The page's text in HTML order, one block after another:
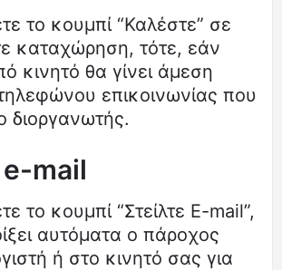
το κουμπί “Καλέστε” σε
καταχώρηση, τότε, εάν
κινητό θα γίνει άμεση
επικοινωνίας που
διοργανωτής.
e-mail
το κουμπί “Στείλτε E-mail”,
αυτόματα ο πάροχος
ή στο κινητό σας για